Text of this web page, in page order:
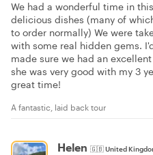
We had a wonderful time in
delicious dishes (many of
to order normally) We were
with some real hidden gems.
made sure we had an
she was very good with my 3
great time!
A fantastic, laid back tour
Helen 🇬🇧United